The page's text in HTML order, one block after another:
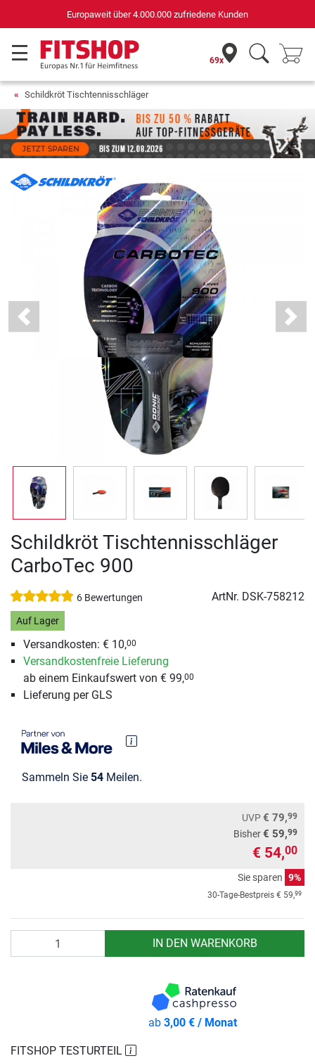
für Sportgeräte (n-tv+DISQ 2016-2024)
69x
Schildkröt Tischtennisschläger
Previous Next
Schildkröt Tischtennisschläger
CarboTec 900
6 Bewertungen ArtNr. DSK-758212
Auf Lager
Versandkosten: € 10,00
Versandkostenfreie Lieferung
ab einem Einkaufswert von € 99,00
Lieferung per GLS
Sammeln Sie 54 Meilen.
UVP€ 79,99
Bisher€ 59,99
€ 54,00
Sie sparen 9%
30-Tage-Bestpreis € 59,99
IN DEN WARENKORB
FITSHOP TESTURTEIL
ab3,00 € / Monat